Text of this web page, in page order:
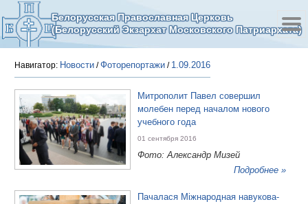
Белорусская Православная Церковь
(Белорусский Экзархат Московского Патриархата)
Навигатор: Новости /Фоторепортажи / 1.09.2016
Митрополит Павел совершил
молебен перед началом нового
учебного года
01 сентября 2016
Фото: Александр Мизей
Подробнее »
Пачалася Міжнародная навукова-